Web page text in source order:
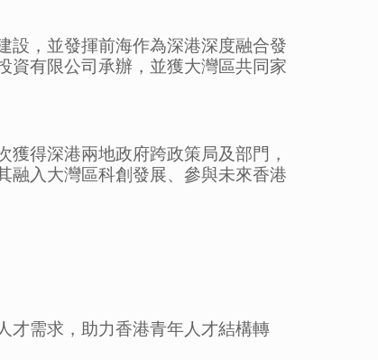
設，並發揮前海作為深港深度融合發
資有限公司承辦，並獲大灣區共同家
獲得深港兩地政府跨政策局及部門，
融入大灣區科創發展、參與未來香港
才需求，助力香港青年人才結構轉